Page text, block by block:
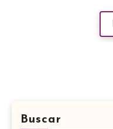
Buscar